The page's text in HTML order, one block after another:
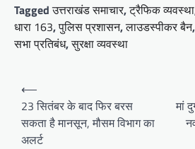
Taggedउत्तराखंड समाचार,ट्रैफिक व्यवस्था
धारा 163,पुलिस प्रशासन,लाउडस्पीकर बैन
सभा प्रतिबंध,सुरक्षा व्यवस्था
Post
navigation
⟵
23 सितंबर के बाद फिर बरस
सकता है मानसून, मौसम विभाग का
अलर्ट
मां